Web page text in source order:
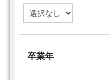
卒業年